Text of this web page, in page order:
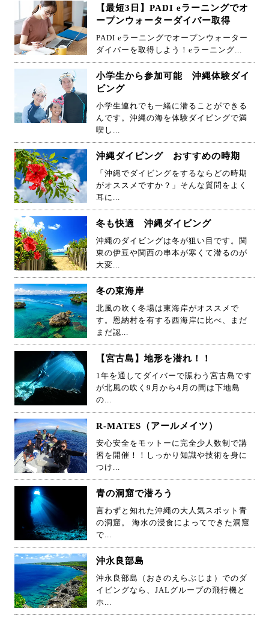
【最短3日】PADI eラーニングでオ
ープンウォーターダイバー取得
PADI eラーニングでオープンウォーター
ダイバーを取得しよう！eラーニング...
小学生から参加可能 沖縄体験ダイ
ビング
小学生連れでも一緒に潜ることができる
んです。沖縄の海を体験ダイビングで満
喫し...
沖縄ダイビング おすすめの時期
「沖縄でダイビングをするならどの時期
がオススメですか？」そんな質問をよく
耳に...
冬も快適 沖縄ダイビング
沖縄のダイビングは冬が狙い目です。関
東の伊豆や関西の串本が寒くて潜るのが
大変...
冬の東海岸
北風の吹く冬場は東海岸がオススメで
す。恩納村を有する西海岸に比べ、まだ
まだ認...
【宮古島】地形を潜れ！！
1年を通してダイバーで賑わう宮古島です
が北風の吹く9月から4月の間は下地島
の...
R-MATES（アールメイツ）
安心安全をモットーに完全少人数制で講
習を開催！！しっかり知識や技術を身に
つけ...
青の洞窟で潜ろう
言わずと知れた沖縄の大人気スポット青
の洞窟。 海水の浸食によってできた洞窟
で...
沖永良部島
沖永良部島（おきのえらぶじま）でのダ
イビングなら、JALグループの飛行機と
ホ...